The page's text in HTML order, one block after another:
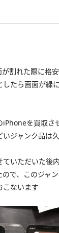
割れた際に格
たら画面が緑
を買取さ
ジャンク品は
いただいた後
で、このジャ
こないます